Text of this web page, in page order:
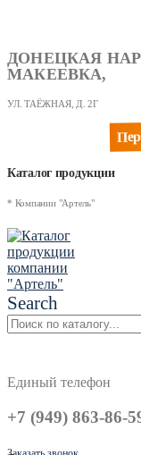
ДОНЕЦКАЯ
МАКЕЕВКА,
УЛ. ТАЁЖНАЯ, Д. 2Г
Каталог продукции
* Компании "Артель"
Search
Единый телефон
+7 (949) 863-86-